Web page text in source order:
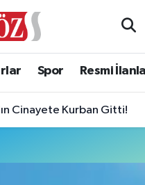
Spor Resmi
Cinayete Kurban Gitti!